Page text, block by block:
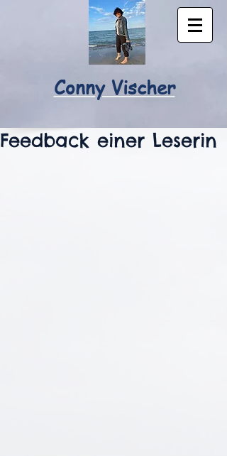
Conny Vischer
Feedback einer Leserin